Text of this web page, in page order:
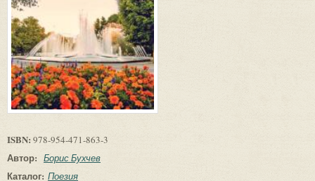
ISBN: 978-954-471-863-3
Автор: Борис Бухчев
Каталог: Поезия